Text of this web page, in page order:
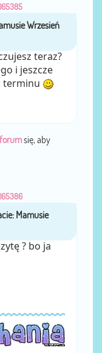
teraz?
i jeszcze
terminu
się, aby
? bo ja